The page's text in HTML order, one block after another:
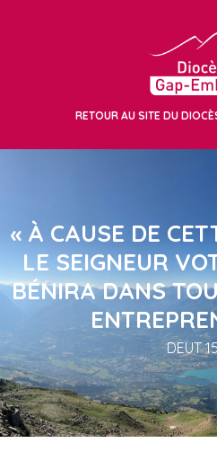
RETOUR AU SITE DU
« À CAUSE DE
LE SEIGNEUR
BÉNIRA DANS
DEUT